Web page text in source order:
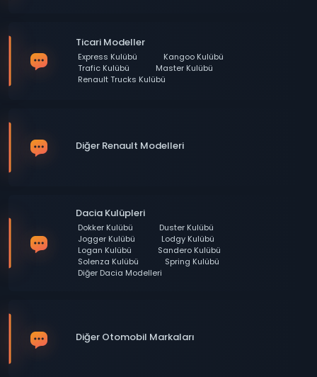
Ticari Modeller
Express Kulübü
Kangoo Kulübü
Trafic Kulübü
Master Kulübü
Renault Trucks Kulübü
Diğer Renault Modelleri
Dacia Kulüpleri
Dokker Kulübü
Duster Kulübü
Jogger Kulübü
Lodgy Kulübü
Logan Kulübü
Sandero Kulübü
Solenza Kulübü
Spring Kulübü
Diğer Dacia Modelleri
Diğer Otomobil Markaları